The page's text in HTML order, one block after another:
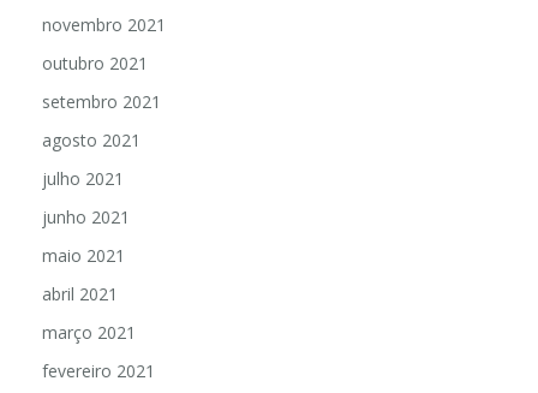
novembro 2021
outubro 2021
setembro 2021
agosto 2021
julho 2021
junho 2021
maio 2021
abril 2021
março 2021
fevereiro 2021